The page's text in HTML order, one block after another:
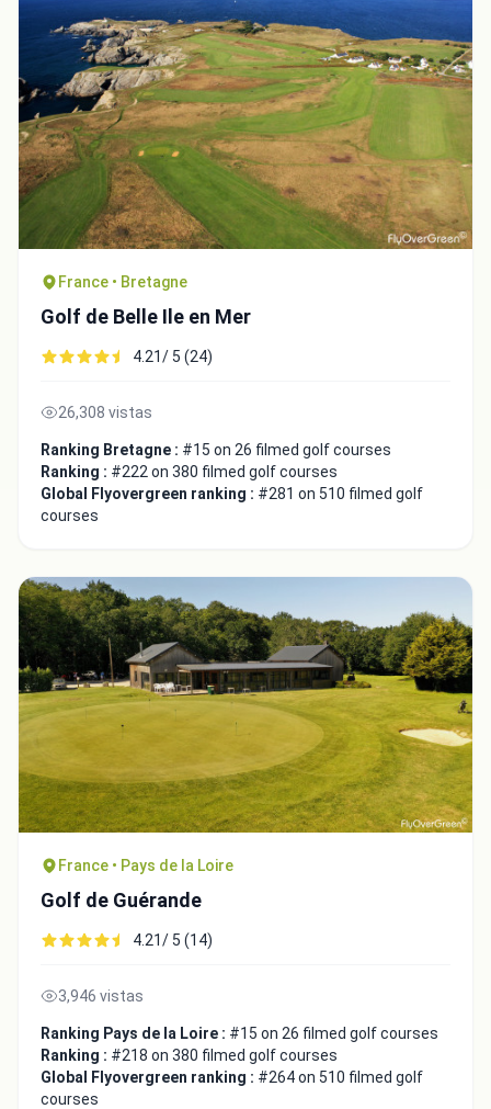
France • Bretagne
Golf de Belle Ile en Mer
4.21/ 5 (24)
26,308 vistas
Ranking Bretagne : #15 on 26 filmed golf courses
Ranking : #222 on 380 filmed golf courses
Global Flyovergreen ranking : #281 on 510 filmed golf
courses
France • Pays de la Loire
Golf de Guérande
4.21/ 5 (14)
3,946 vistas
Ranking Pays de la Loire : #15 on 26 filmed golf courses
Ranking : #218 on 380 filmed golf courses
Global Flyovergreen ranking : #264 on 510 filmed golf
courses
Integrate video
Video choice:
Copy to Clipboard